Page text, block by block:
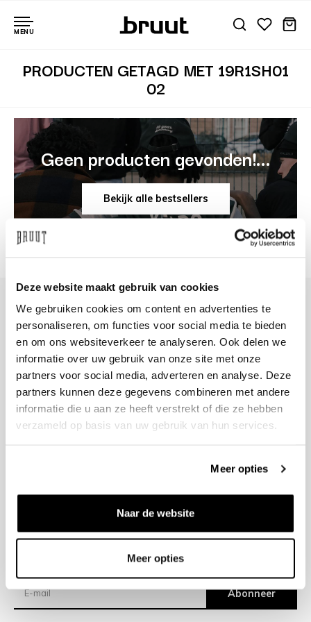
Deze website maakt gebruik van cookies
We gebruiken cookies om content en advertenties te
personaliseren, om functies voor social media te bieden
en om ons websiteverkeer te analyseren. Ook delen we
informatie over uw gebruik van onze site met onze
partners voor social media, adverteren en analyse. Deze
partners kunnen deze gegevens combineren met andere
informatie die u aan ze heeft verstrekt of die ze hebben
verzameld op basis van uw gebruik van hun services.
Meer opties
Naar de website
Meer opties
MENU
PRODUCTEN GETAGD MET 19R1SH01
02
Geen producten gevonden!...
Bekijk alle bestsellers
+31 23 205 2006
info@bruut.nl
Contact Formulier
Open tot 21:00
OPENINGSTIJDEN
Verzending
Abonneer